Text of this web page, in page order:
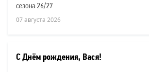
сезона 26/27
07 августа 2026
С Днём рождения, Вася!